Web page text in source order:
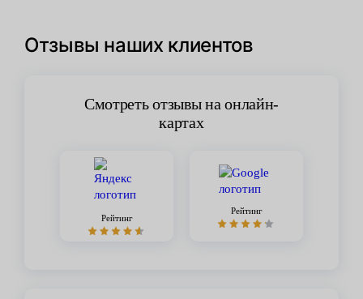
Отзывы наших клиентов
Смотреть отзывы на онлайн-
картах
Рейтинг
Рейтинг